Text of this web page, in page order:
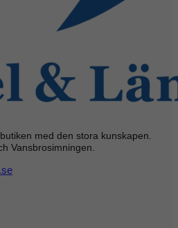
med den stora kunskapen.
Vansbrosimningen.